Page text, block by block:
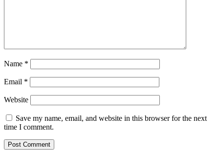
Name *
Email *
Website
Save my name, email, and website in this browser for the next
time I comment.